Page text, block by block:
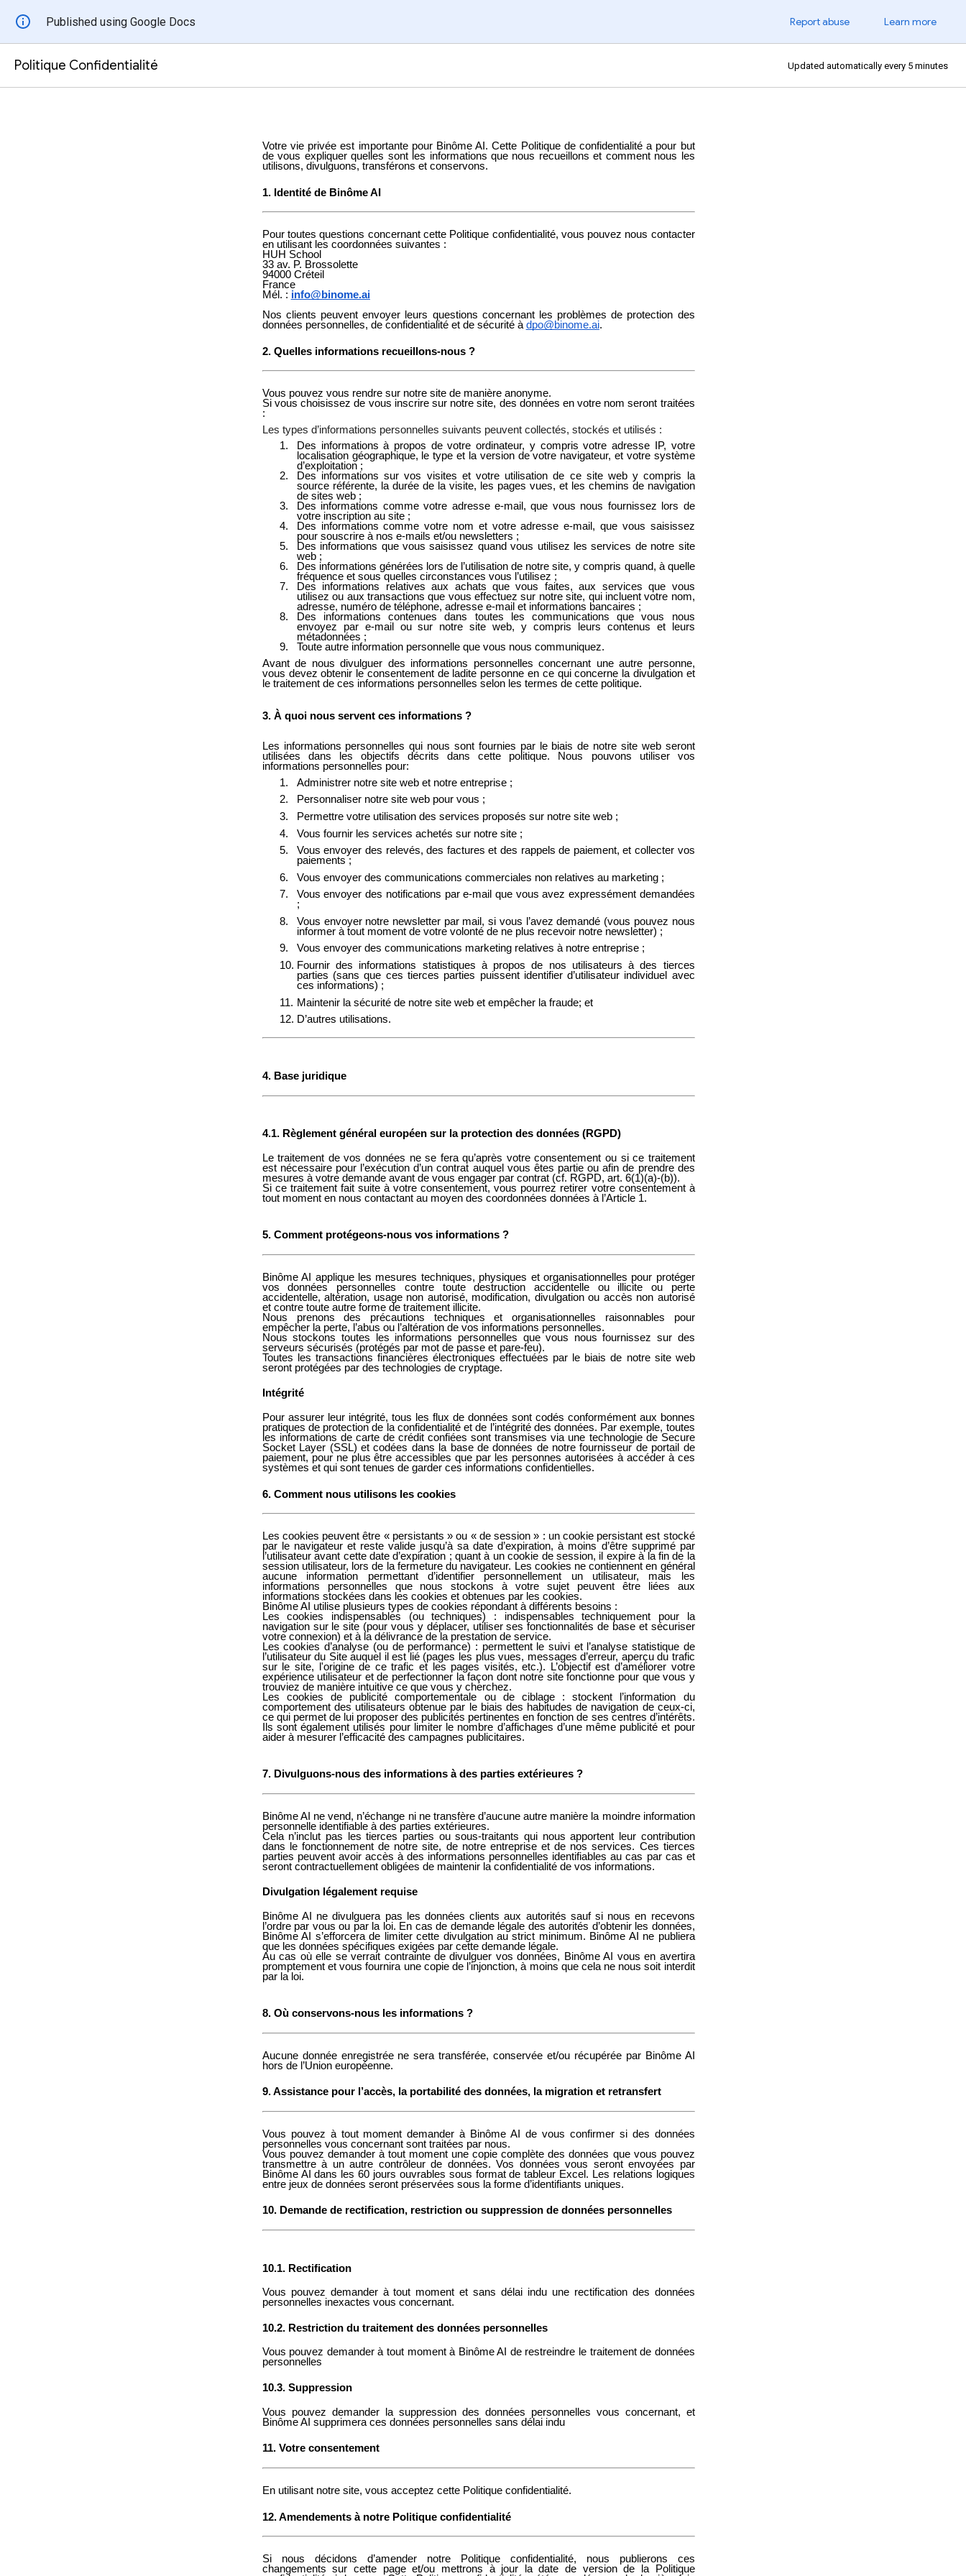
Published using Google Docs Report abuse Learn more
Politique Confidentialité Updated automatically every 5 minutes
Votre vie privée est importante pour Binôme AI. Cette Politique de confidentialité a pour but
de vous expliquer quelles sont les informations que nous recueillons et comment nous les
utilisons, divulguons, transférons et conservons.
1. Identité de Binôme AI
Pour toutes questions concernant cette Politique confidentialité, vous pouvez nous contacter
en utilisant les coordonnées suivantes :
HUH School
33 av. P. Brossolette
94000 Créteil
France
Mél. : info@binome.ai
Nos clients peuvent envoyer leurs questions concernant les problèmes de protection des
données personnelles, de confidentialité et de sécurité à dpo@binome.ai.
2. Quelles informations recueillons-nous ?
Vous pouvez vous rendre sur notre site de manière anonyme.
Si vous choisissez de vous inscrire sur notre site, des données en votre nom seront traitées
:
Les types d’informations personnelles suivants peuvent collectés, stockés et utilisés :
Des informations à propos de votre ordinateur, y compris votre adresse IP, votre
localisation géographique, le type et la version de votre navigateur, et votre système
d’exploitation ;
Des informations sur vos visites et votre utilisation de ce site web y compris la
source référente, la durée de la visite, les pages vues, et les chemins de navigation
de sites web ;
Des informations comme votre adresse e-mail, que vous nous fournissez lors de
votre inscription au site ;
Des informations comme votre nom et votre adresse e-mail, que vous saisissez
pour souscrire à nos e-mails et/ou newsletters ;
Des informations que vous saisissez quand vous utilisez les services de notre site
web ;
Des informations générées lors de l’utilisation de notre site, y compris quand, à quelle
fréquence et sous quelles circonstances vous l’utilisez ;
Des informations relatives aux achats que vous faites, aux services que vous
utilisez ou aux transactions que vous effectuez sur notre site, qui incluent votre nom,
adresse, numéro de téléphone, adresse e-mail et informations bancaires ;
Des informations contenues dans toutes les communications que vous nous
envoyez par e-mail ou sur notre site web, y compris leurs contenus et leurs
métadonnées ;
Toute autre information personnelle que vous nous communiquez.
Avant de nous divulguer des informations personnelles concernant une autre personne,
vous devez obtenir le consentement de ladite personne en ce qui concerne la divulgation et
le traitement de ces informations personnelles selon les termes de cette politique.
3. À quoi nous servent ces informations ?
Les informations personnelles qui nous sont fournies par le biais de notre site web seront
utilisées dans les objectifs décrits dans cette politique. Nous pouvons utiliser vos
informations personnelles pour:
Administrer notre site web et notre entreprise ;
Personnaliser notre site web pour vous ;
Permettre votre utilisation des services proposés sur notre site web ;
Vous fournir les services achetés sur notre site ;
Vous envoyer des relevés, des factures et des rappels de paiement, et collecter vos
paiements ;
Vous envoyer des communications commerciales non relatives au marketing ;
Vous envoyer des notifications par e-mail que vous avez expressément demandées
;
Vous envoyer notre newsletter par mail, si vous l’avez demandé (vous pouvez nous
informer à tout moment de votre volonté de ne plus recevoir notre newsletter) ;
Vous envoyer des communications marketing relatives à notre entreprise ;
Fournir des informations statistiques à propos de nos utilisateurs à des tierces
parties (sans que ces tierces parties puissent identifier d’utilisateur individuel avec
ces informations) ;
Maintenir la sécurité de notre site web et empêcher la fraude; et
D’autres utilisations.
4. Base juridique
4.1. Règlement général européen sur la protection des données (RGPD)
Le traitement de vos données ne se fera qu’après votre consentement ou si ce traitement
est nécessaire pour l’exécution d’un contrat auquel vous êtes partie ou afin de prendre des
mesures à votre demande avant de vous engager par contrat (cf. RGPD, art. 6(1)(a)-(b)).
Si ce traitement fait suite à votre consentement, vous pourrez retirer votre consentement à
tout moment en nous contactant au moyen des coordonnées données à l’Article 1.
5. Comment protégeons-nous vos informations ?
Binôme AI applique les mesures techniques, physiques et organisationnelles pour protéger
vos données personnelles contre toute destruction accidentelle ou illicite ou perte
accidentelle, altération, usage non autorisé, modification, divulgation ou accès non autorisé
et contre toute autre forme de traitement illicite.
Nous prenons des précautions techniques et organisationnelles raisonnables pour
empêcher la perte, l’abus ou l’altération de vos informations personnelles.
Nous stockons toutes les informations personnelles que vous nous fournissez sur des
serveurs sécurisés (protégés par mot de passe et pare-feu).
Toutes les transactions financières électroniques effectuées par le biais de notre site web
seront protégées par des technologies de cryptage.
Intégrité
Pour assurer leur intégrité, tous les flux de données sont codés conformément aux bonnes
pratiques de protection de la confidentialité et de l’intégrité des données. Par exemple, toutes
les informations de carte de crédit confiées sont transmises via une technologie de Secure
Socket Layer (SSL) et codées dans la base de données de notre fournisseur de portail de
paiement, pour ne plus être accessibles que par les personnes autorisées à accéder à ces
systèmes et qui sont tenues de garder ces informations confidentielles.
6. Comment nous utilisons les cookies
Les cookies peuvent être « persistants » ou « de session » : un cookie persistant est stocké
par le navigateur et reste valide jusqu’à sa date d’expiration, à moins d’être supprimé par
l’utilisateur avant cette date d’expiration ; quant à un cookie de session, il expire à la fin de la
session utilisateur, lors de la fermeture du navigateur. Les cookies ne contiennent en général
aucune information permettant d’identifier personnellement un utilisateur, mais les
informations personnelles que nous stockons à votre sujet peuvent être liées aux
informations stockées dans les cookies et obtenues par les cookies.
Binôme AI utilise plusieurs types de cookies répondant à différents besoins :
Les cookies indispensables (ou techniques) : indispensables techniquement pour la
navigation sur le site (pour vous y déplacer, utiliser ses fonctionnalités de base et sécuriser
votre connexion) et à la délivrance de la prestation de service.
Les cookies d’analyse (ou de performance) : permettent le suivi et l’analyse statistique de
l’utilisateur du Site auquel il est lié (pages les plus vues, messages d’erreur, aperçu du trafic
sur le site, l'origine de ce trafic et les pages visités, etc.). L’objectif est d’améliorer votre
expérience utilisateur et de perfectionner la façon dont notre site fonctionne pour que vous y
trouviez de manière intuitive ce que vous y cherchez.
Les cookies de publicité comportementale ou de ciblage : stockent l’information du
comportement des utilisateurs obtenue par le biais des habitudes de navigation de ceux-ci,
ce qui permet de lui proposer des publicités pertinentes en fonction de ses centres d’intérêts.
Ils sont également utilisés pour limiter le nombre d’affichages d’une même publicité et pour
aider à mesurer l’efficacité des campagnes publicitaires.
7. Divulguons-nous des informations à des parties extérieures ?
Binôme AI ne vend, n’échange ni ne transfère d’aucune autre manière la moindre information
personnelle identifiable à des parties extérieures.
Cela n’inclut pas les tierces parties ou sous-traitants qui nous apportent leur contribution
dans le fonctionnement de notre site, de notre entreprise et de nos services. Ces tierces
parties peuvent avoir accès à des informations personnelles identifiables au cas par cas et
seront contractuellement obligées de maintenir la confidentialité de vos informations.
Divulgation légalement requise
Binôme AI
ne divulguera pas les données clients aux autorités sauf si nous en recevons
l’ordre par vous ou par la loi. En cas de demande légale des autorités d’obtenir les données,
Binôme AI s’efforcera de limiter cette divulgation au strict minimum. Binôme AI ne publiera
que les données spécifiques exigées par cette demande légale.
Au cas où elle se verrait contrainte de divulguer vos données, Binôme AI vous en avertira
promptement et vous fournira une copie de l’injonction, à moins que cela ne nous soit interdit
par la loi.
8. Où conservons-nous les informations ?
Aucune donnée enregistrée ne sera transférée, conservée et/ou récupérée par Binôme AI
hors de l’Union européenne.
9. Assistance pour l’accès, la portabilité des données, la migration et retransfert
Vous pouvez à tout moment demander à Binôme AI de vous confirmer si des données
personnelles vous concernant sont traitées par nous.
Vous pouvez demander à tout moment une copie complète des données que vous pouvez
transmettre à un autre contrôleur de données. Vos données vous seront envoyées par
Binôme AI dans les 60 jours ouvrables sous format de tableur Excel. Les relations logiques
entre jeux de données seront préservées sous la forme d’identifiants uniques.
10. Demande de rectification, restriction ou suppression de données personnelles
10.1. Rectification
Vous pouvez demander à tout moment et sans délai indu une rectification des données
personnelles inexactes vous concernant.
10.2. Restriction du traitement des données personnelles
Vous pouvez demander à tout moment à Binôme AI de restreindre le traitement de données
personnelles
10.3. Suppression
Vous pouvez demander la suppression des données personnelles vous concernant, et
Binôme AI supprimera ces données personnelles sans délai indu
11. Votre consentement
En utilisant notre site, vous acceptez cette Politique confidentialité.
12. Amendements à notre Politique confidentialité
Si nous décidons d’amender notre Politique confidentialité, nous publierons ces
changements sur cette page et/ou mettrons à jour la date de version de la Politique